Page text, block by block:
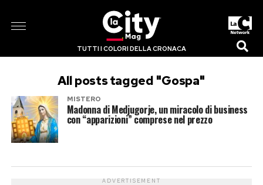
TUTTI I COLORI DELLA CRONACA
All posts tagged "Gospa"
MISTERO
Madonna di Medjugorje, un miracolo di business
con “apparizioni” comprese nel prezzo
ADVERTISEMENT